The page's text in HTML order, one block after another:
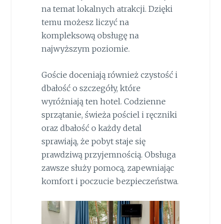
na temat lokalnych atrakcji. Dzięki
temu możesz liczyć na
kompleksową obsługę na
najwyższym poziomie.
Goście doceniają również czystość i
dbałość o szczegóły, które
wyróżniają ten hotel. Codzienne
sprzątanie, świeża pościel i ręczniki
oraz dbałość o każdy detal
sprawiają, że pobyt staje się
prawdziwą przyjemnością. Obsługa
zawsze służy pomocą, zapewniając
komfort i poczucie bezpieczeństwa.